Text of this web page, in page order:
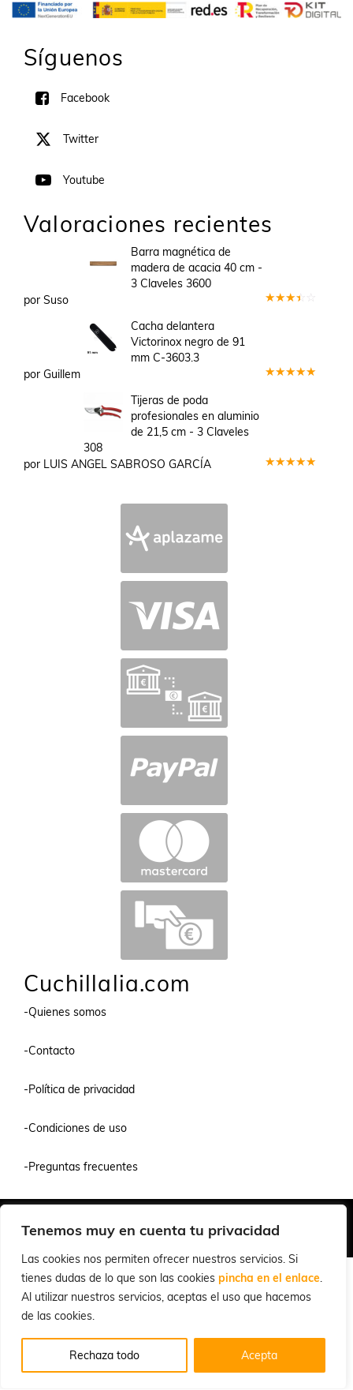
Tenemos muy en cuenta tu privacidad
Las cookies nos permiten ofrecer nuestros servicios. Si
tienes dudas de lo que son las cookies pincha en el enlace.
Al utilizar nuestros servicios, aceptas el uso que hacemos
de las cookies.
Rechaza todo Acepta
Síguenos
Facebook
Twitter
Youtube
Valoraciones recientes
Barra magnética de
madera de acacia 40 cm -
3 Claveles 3600
por Suso
Cacha delantera
Victorinox negro de 91
mm C-3603.3
por Guillem
Tijeras de poda
profesionales en aluminio
de 21,5 cm - 3 Claveles
308
por LUIS ANGEL SABROSO GARCÍA
Cuchillalia.com
-Quienes somos
-Contacto
-Política de privacidad
-Condiciones de uso
-Preguntas frecuentes
© 2026 Cuchillalia.com